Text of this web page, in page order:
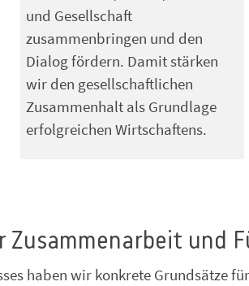
und Gesellschaft
zusammenbringen und den
Dialog fördern. Damit stärken
wir den gesellschaftlichen
Zusammenhalt als Grundlage
erfolgreichen Wirtschaftens.
Zusammenarbeit und
haben wir konkrete Grundsätze